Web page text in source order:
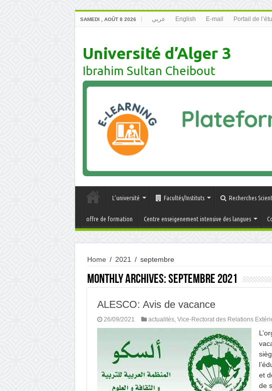
SAMEDI , AOÛT 8 2026 عربي English E-mail Portail de
Université d’Alger 3
Ibrahim Sultan Cheibout
L’université Facultés/Instituts Recherches
offre de formation Centre enseigenement intensive des langues
Home / 2021 / septembre
Monthly Archives:septembre 2021
ALESCO: Avis de vacance
26/09/2021 actualités, Vice-Rectorat des Relations
et
de